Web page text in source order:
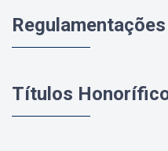
Títulos